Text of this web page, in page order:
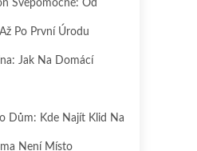
Svépomocně: Od
Po První Úrodu
Jak Na Domácí
Dům: Kde Najít Klid Na
Není Místo